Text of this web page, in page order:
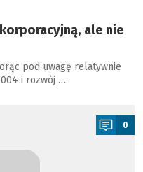
ale nie
pod uwagę relatywnie
i rozwój …
0